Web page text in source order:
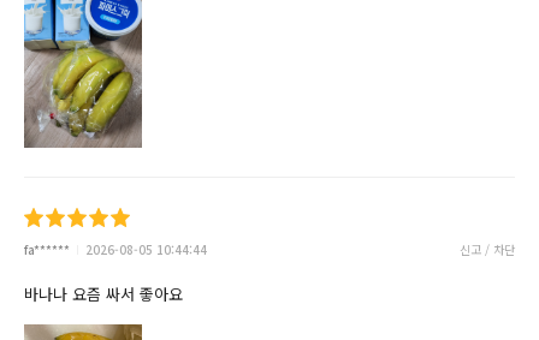
fa****** 2026-08-05 10:44:44 신고 / 차단
바나나 요즘 싸서 좋아요